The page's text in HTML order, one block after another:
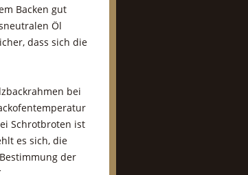
Backen gut
Öl
dass sich die
bei
Schrotbroten ist
es sich, die
der